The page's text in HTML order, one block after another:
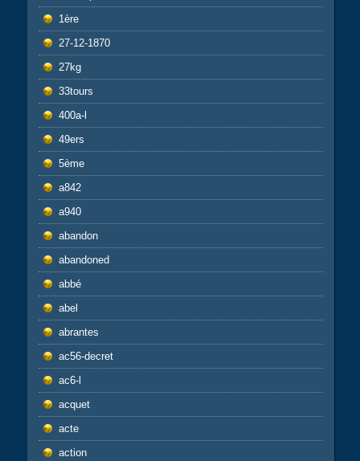
1ère
27-12-1870
27kg
33tours
400a-l
49ers
5ème
a842
a940
abandon
abandoned
abbé
abel
abrantes
ac56-decret
ac6-l
acquet
acte
action